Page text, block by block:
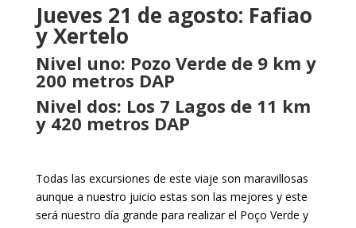
Jueves 21 de agosto: Fafiao
y Xertelo
Nivel uno: Pozo Verde de 9 km y
200 metros DAP
Nivel dos: Los 7 Lagos de 11 km
y 420 metros DAP
Todas las excursiones de este viaje son maravillosas
aunque a nuestro juicio estas son las mejores y este
será nuestro día grande para realizar el Poço Verde y